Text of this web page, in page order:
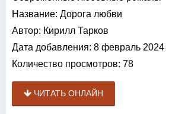
Название: Дорога любви
Автор: Кирилл Тарков
Дата добавления: 8 февраль 2024
Количество просмотров: 78
ЧИТАТЬ ОНЛАЙН